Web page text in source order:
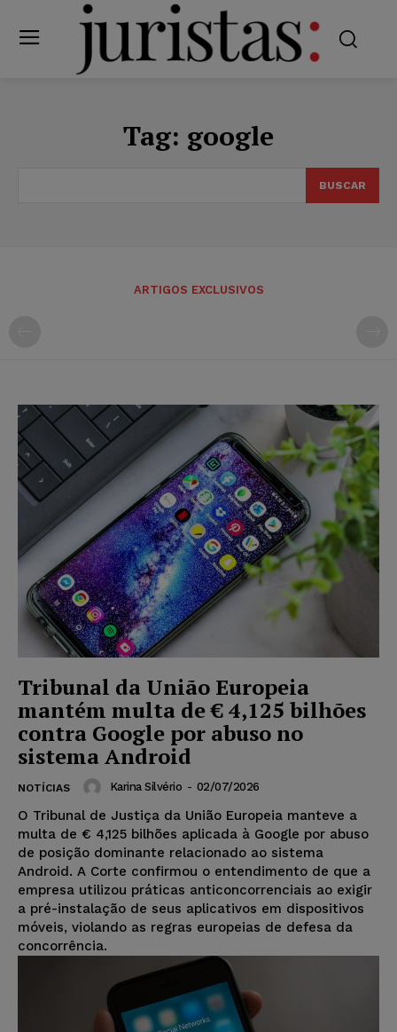
Tag: google
BUSCAR
ARTIGOS EXCLUSIVOS
Tribunal da União Europeia
mantém multa de € 4,125 bilhões
contra Google por abuso no
sistema Android
NOTÍCIAS Karina Silvério - 02/07/2026
O Tribunal de Justiça da União Europeia manteve a
multa de € 4,125 bilhões aplicada à Google por abuso
de posição dominante relacionado ao sistema
Android. A Corte confirmou o entendimento de que a
empresa utilizou práticas anticoncorrenciais ao exigir
a pré-instalação de seus aplicativos em dispositivos
móveis, violando as regras europeias de defesa da
concorrência.